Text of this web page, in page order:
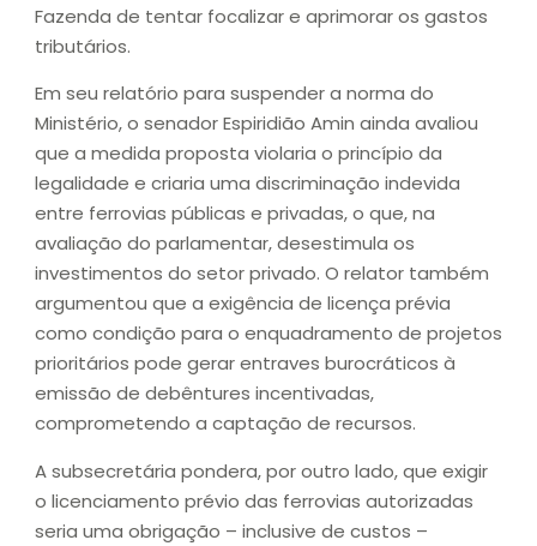
Fazenda de tentar focalizar e aprimorar os gastos
tributários.
Em seu relatório para suspender a norma do
Ministério, o senador Espiridião Amin ainda avaliou
que a medida proposta violaria o princípio da
legalidade e criaria uma discriminação indevida
entre ferrovias públicas e privadas, o que, na
avaliação do parlamentar, desestimula os
investimentos do setor privado. O relator também
argumentou que a exigência de licença prévia
como condição para o enquadramento de projetos
prioritários pode gerar entraves burocráticos à
emissão de debêntures incentivadas,
comprometendo a captação de recursos.
A subsecretária pondera, por outro lado, que exigir
o licenciamento prévio das ferrovias autorizadas
seria uma obrigação – inclusive de custos –